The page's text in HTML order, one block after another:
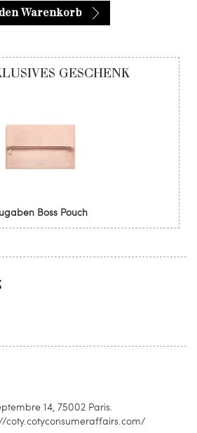
Warenkorb
GESCHENK
Boss Pouch
14, 75002 Paris.
coty.cotyconsumeraffairs.com/